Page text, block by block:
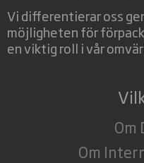
Vi differentierar oss
möjligheten för
en viktig roll i vår
Om
Om